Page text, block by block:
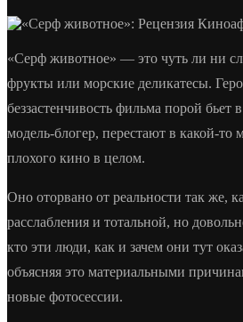
«Серф животное» — это чуть ли ни
фрукты или морские деликатесы.
беззастенчивость фильма порой
модель-блогер, перестают в какой-то
плохого кино в целом.
Оно оторвано от реальности так же,
расслабления и тотальной, но
кто эти люди, как и зачем они тут
объясняя это материальными
новые фотосессии.